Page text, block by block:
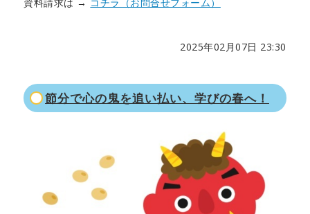
資料請求は → コチラ（お問合せフォーム）
2025年02月07日 23:30
節分で心の鬼を追い払い、学びの春へ！